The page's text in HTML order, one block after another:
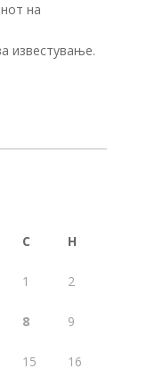
на
известување.
С Н
1 2
8 9
15 16